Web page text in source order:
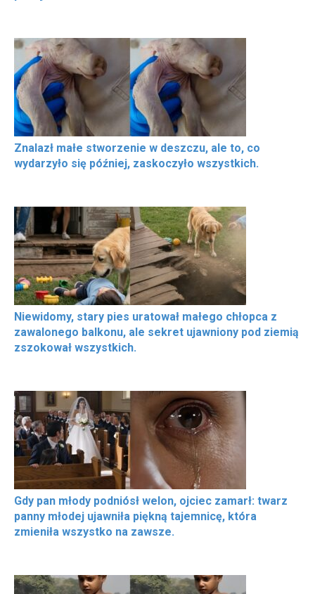
Znalazł małe stworzenie w deszczu, ale to, co
wydarzyło się później, zaskoczyło wszystkich.
Niewidomy, stary pies uratował małego chłopca z
zawalonego balkonu, ale sekret ujawniony pod ziemią
zszokował wszystkich.
Gdy pan młody podniósł welon, ojciec zamarł: twarz
panny młodej ujawniła piękną tajemnicę, która
zmieniła wszystko na zawsze.